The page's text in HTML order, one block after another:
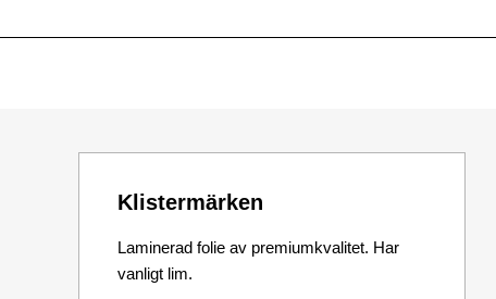
Klistermärken
Laminerad folie av premiumkvalitet. Har
vanligt lim.